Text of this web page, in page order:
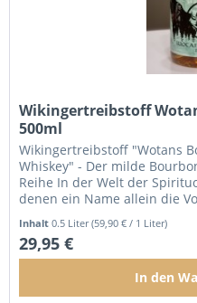
Wikingertreibstoff
500ml
Wikingertreibstoff "Wotans
Whiskey" - Der milde
Reihe In der Welt der
denen ein Name allein die
Inhalt0.5 Liter(59,90 € / 1 Liter)
29,95 €
In den